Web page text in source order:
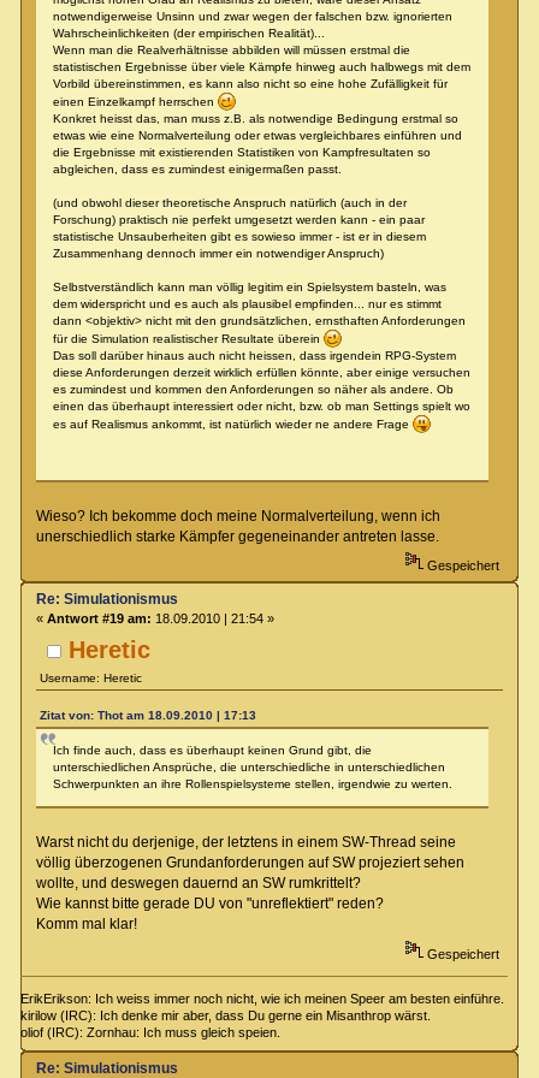
notwendigerweise Unsinn und zwar wegen der falschen bzw. ignorierten
Wahrscheinlichkeiten (der empirischen Realität)...
Wenn man die Realverhältnisse abbilden will müssen erstmal die
statistischen Ergebnisse über viele Kämpfe hinweg auch halbwegs mit dem
Vorbild übereinstimmen, es kann also nicht so eine hohe Zufälligkeit für
einen Einzelkampf herrschen
Konkret heisst das, man muss z.B. als notwendige Bedingung erstmal so
etwas wie eine Normalverteilung oder etwas vergleichbares einführen und
die Ergebnisse mit existierenden Statistiken von Kampfresultaten so
abgleichen, dass es zumindest einigermaßen passt.
(und obwohl dieser theoretische Anspruch natürlich (auch in der
Forschung) praktisch nie perfekt umgesetzt werden kann - ein paar
statistische Unsauberheiten gibt es sowieso immer - ist er in diesem
Zusammenhang dennoch immer ein notwendiger Anspruch)
Selbstverständlich kann man völlig legitim ein Spielsystem basteln, was
dem widerspricht und es auch als plausibel empfinden... nur es stimmt
dann <objektiv> nicht mit den grundsätzlichen, ernsthaften Anforderungen
für die Simulation realistischer Resultate überein
Das soll darüber hinaus auch nicht heissen, dass irgendein RPG-System
diese Anforderungen derzeit wirklich erfüllen könnte, aber einige versuchen
es zumindest und kommen den Anforderungen so näher als andere. Ob
einen das überhaupt interessiert oder nicht, bzw. ob man Settings spielt wo
es auf Realismus ankommt, ist natürlich wieder ne andere Frage
Wieso? Ich bekomme doch meine Normalverteilung, wenn ich
unerschiedlich starke Kämpfer gegeneinander antreten lasse.
Gespeichert
Heretic
Username: Heretic
Re: Simulationismus
« Antwort #19 am: 18.09.2010 | 21:54 »
Zitat von: Thot am 18.09.2010 | 17:13
Ich finde auch, dass es überhaupt keinen Grund gibt, die
unterschiedlichen Ansprüche, die unterschiedliche in unterschiedlichen
Schwerpunkten an ihre Rollenspielsysteme stellen, irgendwie zu werten.
Warst nicht du derjenige, der letztens in einem SW-Thread seine
völlig überzogenen Grundanforderungen auf SW projeziert sehen
wollte, und deswegen dauernd an SW rumkrittelt?
Wie kannst bitte gerade DU von "unreflektiert" reden?
Komm mal klar!
Gespeichert
ErikErikson: Ich weiss immer noch nicht, wie ich meinen Speer am besten einführe.
kirilow (IRC): Ich denke mir aber, dass Du gerne ein Misanthrop wärst.
oliof (IRC): Zornhau: Ich muss gleich speien.
Re: Simulationismus